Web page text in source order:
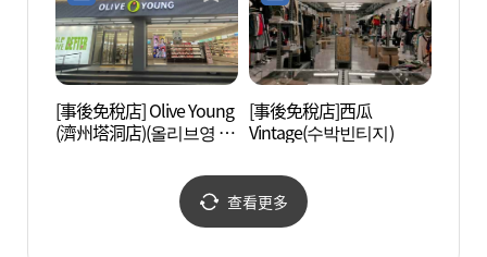
[事後免稅店] Olive Young
(濟州塔洞店)(올리브영 제
[事後免稅店]西瓜
Vintage(수박빈티지)
查看更多